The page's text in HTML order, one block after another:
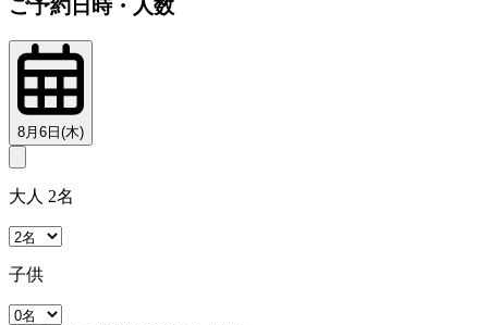
ご予約日時・人数
8月6日(木)
大人 2名
子供